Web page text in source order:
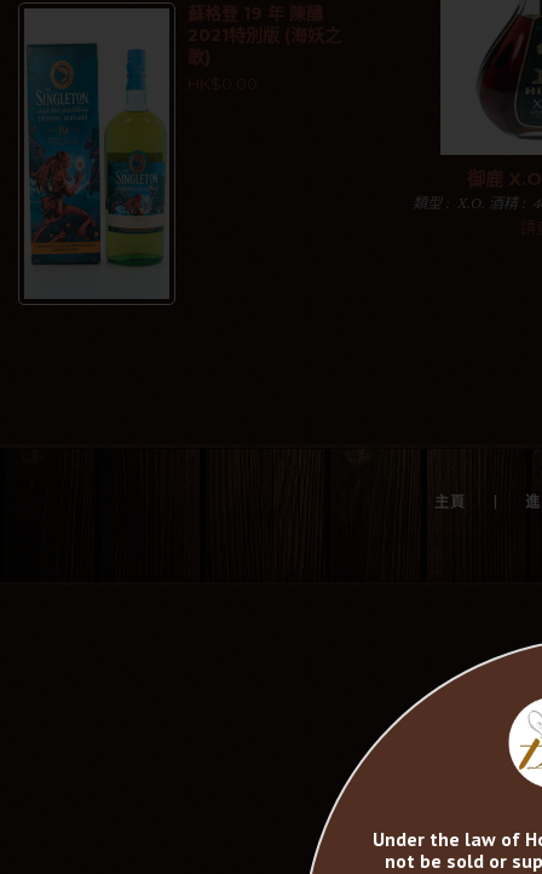
蘇格登 19 年 陳釀
2021特別版 (海妖之
歌)
HK$0.00
御鹿
類型 : X.O. 酒精 :
主頁 |
Under the law of
not be sold or